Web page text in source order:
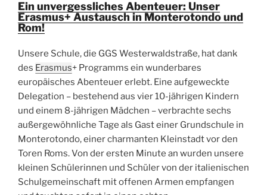
Ein unvergessliches Abenteuer: Unser
Erasmus+ Austausch in Monterotondo und
Rom!
Unsere Schule, die GGS Westerwaldstraße, hat dank
des Erasmus+ Programms ein wunderbares
europäisches Abenteuer erlebt. Eine aufgeweckte
Delegation – bestehend aus vier 10-jährigen Kindern
und einem 8-jährigen Mädchen – verbrachte sechs
außergewöhnliche Tage als Gast einer Grundschule in
Monterotondo, einer charmanten Kleinstadt vor den
Toren Roms. Von der ersten Minute an wurden unsere
kleinen Schülerinnen und Schüler von der italienischen
Schulgemeinschaft mit offenen Armen empfangen